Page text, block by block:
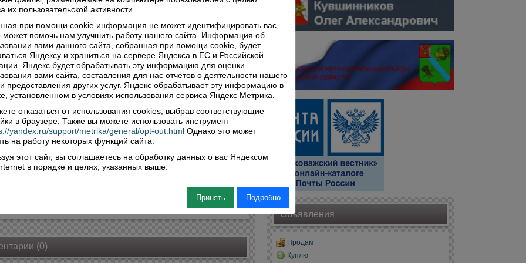
прочитав молитву, ребята собираются за общим
где все вместе пьют чай. Кроме того, Воскресная
поездки для своих учеников. В прошлом они
Спасо-Прилуцкий Димитриев монастырь в
и день открытых дверей в Вологодской духовной
Троице-Сергиеву лавру, а также несколькими
ранее ездили в Москву, где смогли увидеть Красную
и побывать в зоопарке.
учащихся, они с удовольствием посещают
школу, так как там они могут провести время с
узнать что-то новое и важное для себя, а самое
– занятия помогают им стать добрее!
вестник» №20 за 28 марта 2025 года
(0)
Объявления
Продам
Куплю
их пользовательской активности.
при помощи cookie информация не может идентифицировать вас,
может помочь нам улучшить работу нашего сайта. Информация об
вами данного сайта, собранная при помощи cookie, будет
Яндексу и храниться на сервере Яндекса в ЕС и Российской
Яндекс будет обрабатывать эту информацию для оценки
вами сайта, составления для нас отчетов о деятельности нашего
предоставления других услуг. Яндекс обрабатывает эту информацию в
установленном в условиях использования сервиса Яндекс Метрика.
отказаться от использования cookies, выбрав соответствующие
в браузере. Также вы можете использовать инструмент
yandex.ru/support/metrika/general/opt-out.html Однако это может
на работу некоторых функций сайта.
этот сайт, вы соглашаетесь на обработку данных о вас Яндексом
в порядке и целях, указанных выше.
Принять Подробно